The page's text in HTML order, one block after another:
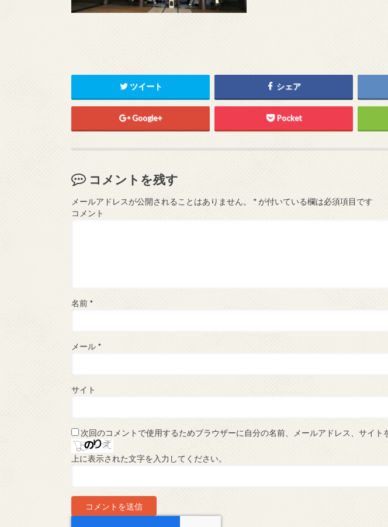
ツイート シェア
Google+ Pocket
コメントを残す
メールアドレスが公開されることはありません。 *が付いている欄は必須項目です
コメント
名前 *
メール *
サイト
次回のコメントで使用するためブラウザーに自分の名前、メールアドレス、サイト
上に表示された文字を入力してください。